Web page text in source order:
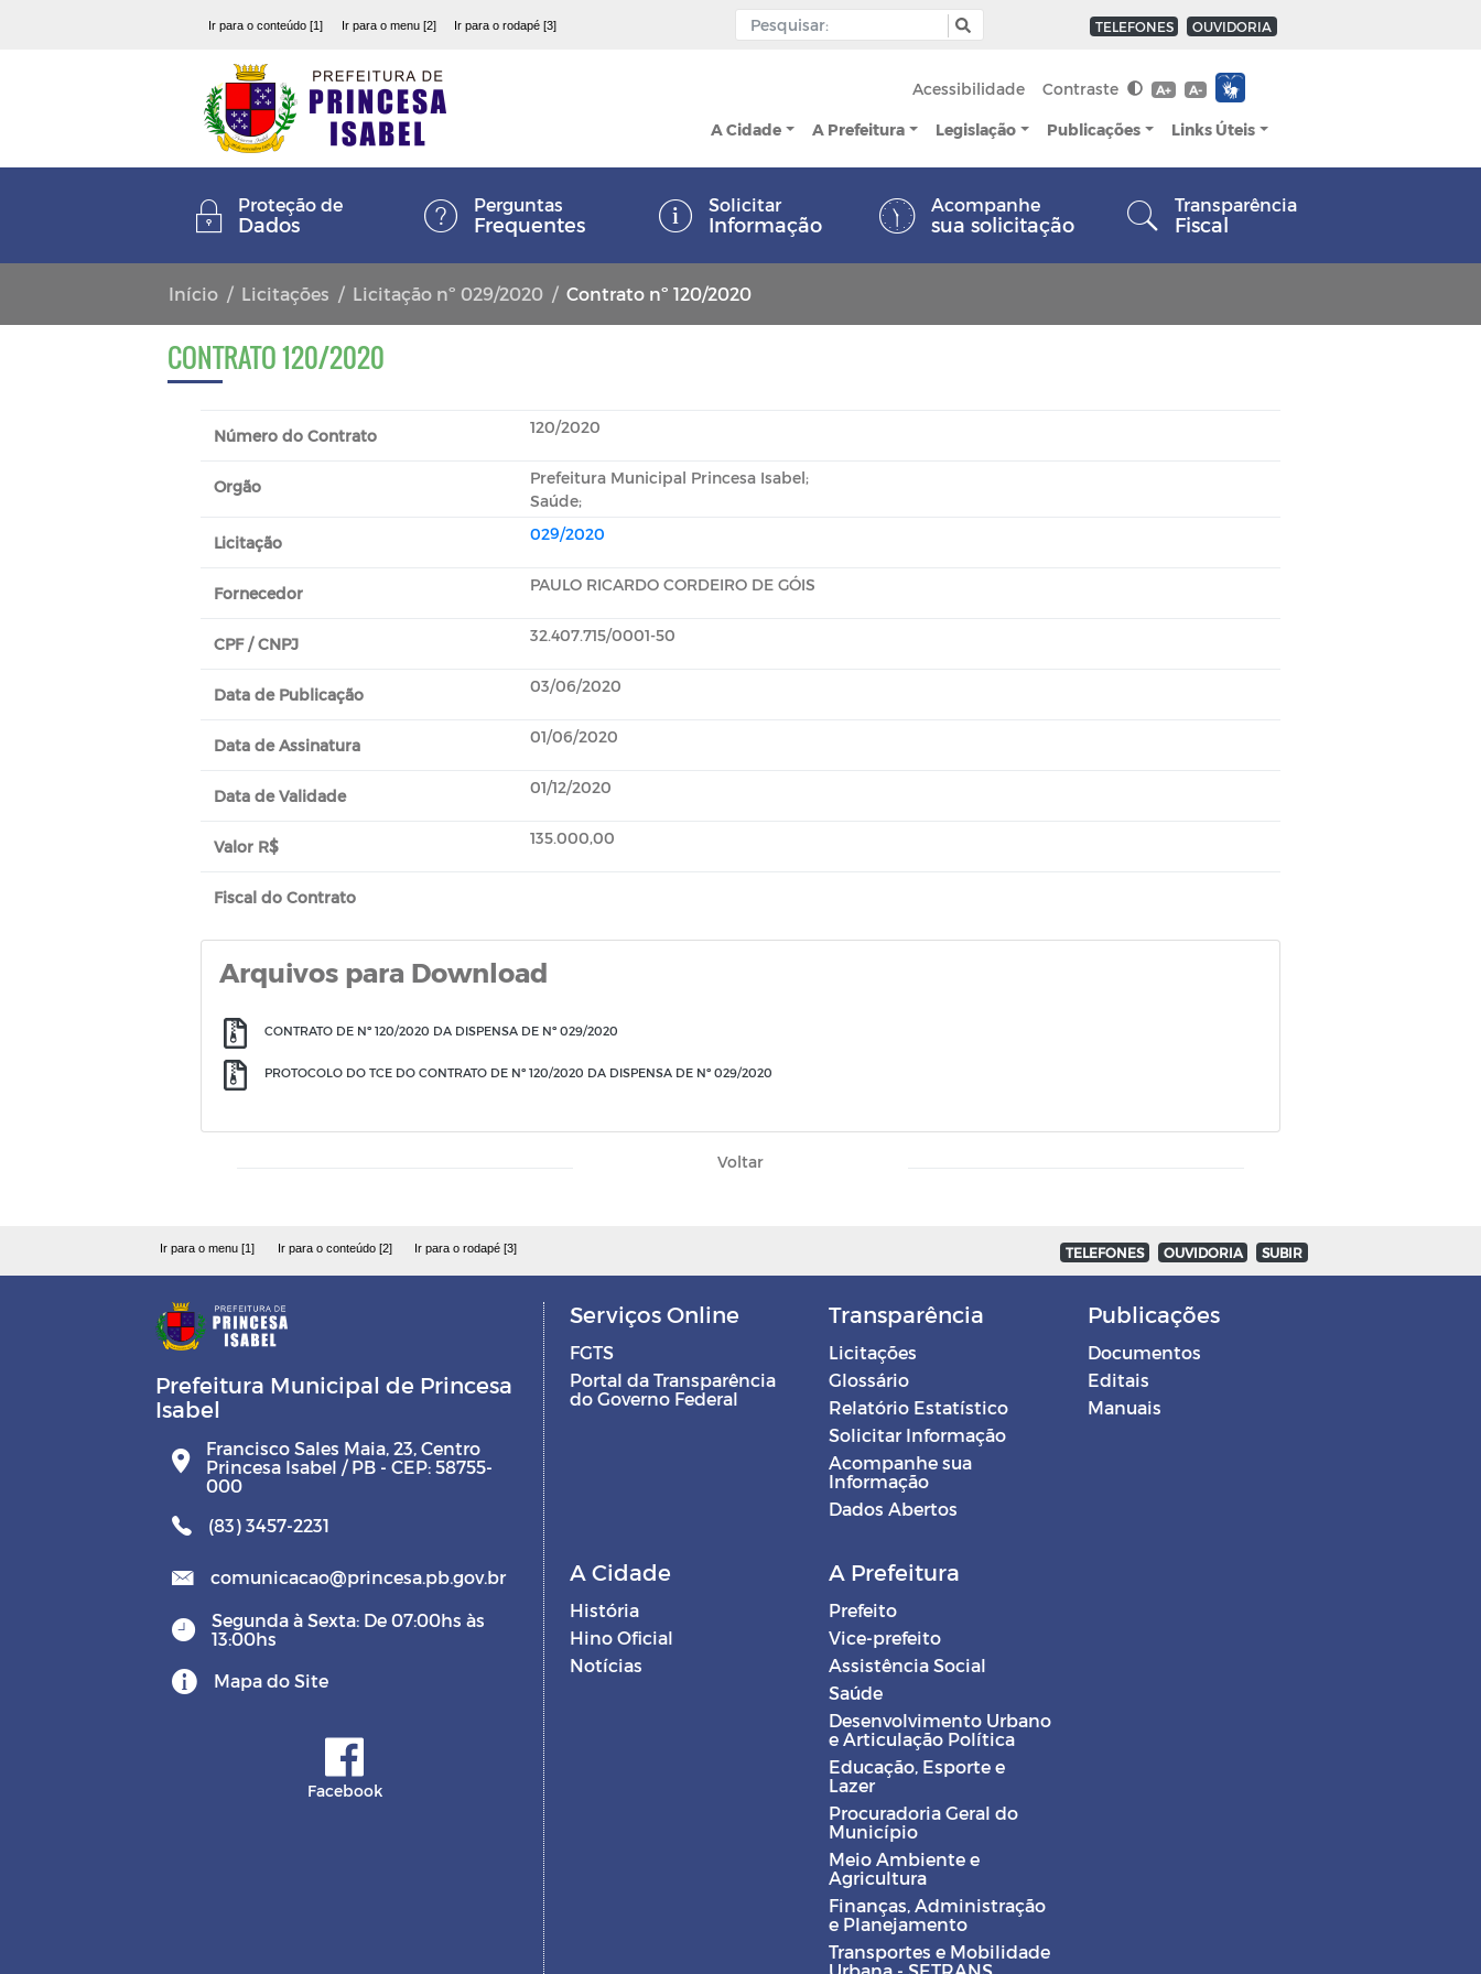
Ir para o conteúdo [1] Ir para o menu [2] Ir para o rodapé [3] TELEFONES OUVIDORIA
Acessibilidade Contraste A+ A-
A Cidade A Prefeitura Legislação Publicações Links Úteis
Proteção de
Dados
Perguntas
Frequentes
Solicitar
Informação
Acompanhe
sua solicitação
Transparência
Fiscal
Início Licitações Licitação nº 029/2020 Contrato nº 120/2020
CONTRATO 120/2020
Número do Contrato 120/2020
Orgão
Prefeitura Municipal Princesa Isabel;
Saúde;
Licitação 029/2020
Fornecedor PAULO RICARDO CORDEIRO DE GÓIS
CPF / CNPJ 32.407.715/0001-50
Data de Publicação 03/06/2020
Data de Assinatura 01/06/2020
Data de Validade 01/12/2020
Valor R$ 135.000,00
Fiscal do Contrato
Arquivos para Download
CONTRATO DE Nº 120/2020 DA DISPENSA DE Nº 029/2020
PROTOCOLO DO TCE DO CONTRATO DE Nº 120/2020 DA DISPENSA DE Nº 029/2020
Voltar
Ir para o menu [1] Ir para o conteúdo [2] Ir para o rodapé [3] TELEFONES OUVIDORIA SUBIR
Prefeitura Municipal de Princesa
Isabel
Francisco Sales Maia, 23, Centro
Princesa Isabel / PB - CEP: 58755-
000
(83) 3457-2231
comunicacao@princesa.pb.gov.br
Segunda à Sexta: De 07:00hs às
13:00hs
Mapa do Site
Facebook
Serviços Online
FGTS
Portal da Transparência
do Governo Federal
Transparência
Licitações
Glossário
Relatório Estatístico
Solicitar Informação
Acompanhe sua
Informação
Dados Abertos
Publicações
Documentos
Editais
Manuais
A Cidade
História
Hino Oficial
Notícias
A Prefeitura
Prefeito
Vice-prefeito
Assistência Social
Saúde
Desenvolvimento Urbano
e Articulação Política
Educação, Esporte e
Lazer
Procuradoria Geral do
Município
Meio Ambiente e
Agricultura
Finanças, Administração
e Planejamento
Transportes e Mobilidade